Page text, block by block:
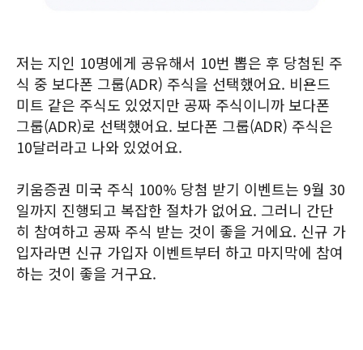
저는 지인 10명에게 공유해서 10번 뽑은 후 당첨된 주
식 중 보다폰 그룹(ADR) 주식을 선택했어요. 비욘드
미트 같은 주식도 있었지만 공짜 주식이니까 보다폰
그룹(ADR)로 선택했어요. 보다폰 그룹(ADR) 주식은
10달러라고 나와 있었어요.
키움증권 미국 주식 100% 당첨 받기 이벤트는 9월 30
일까지 진행되고 복잡한 절차가 없어요. 그러니 간단
히 참여하고 공짜 주식 받는 것이 좋을 거에요. 신규 가
입자라면 신규 가입자 이벤트부터 하고 마지막에 참여
하는 것이 좋을 거구요.